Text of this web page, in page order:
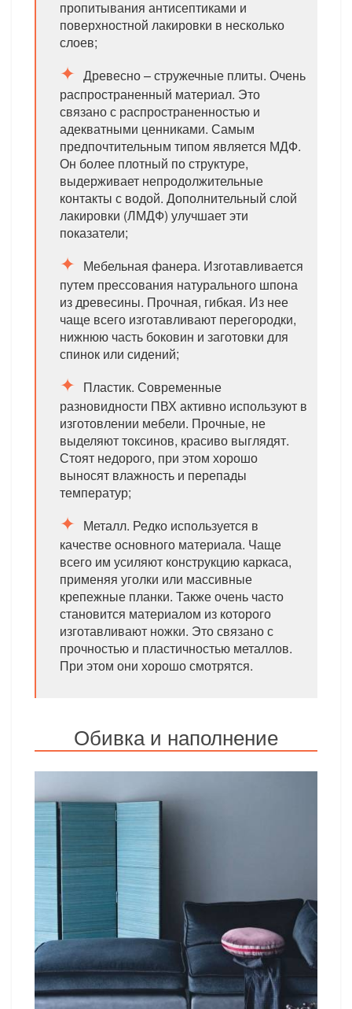
пропитывания антисептиками и
поверхностной лакировки в несколько
слоев;
Древесно – стружечные плиты. Очень
распространенный материал. Это
связано с распространенностью и
адекватными ценниками. Самым
предпочтительным типом является МДФ.
Он более плотный по структуре,
выдерживает непродолжительные
контакты с водой. Дополнительный слой
лакировки (ЛМДФ) улучшает эти
показатели;
Мебельная фанера. Изготавливается
путем прессования натурального шпона
из древесины. Прочная, гибкая. Из нее
чаще всего изготавливают перегородки,
нижнюю часть боковин и заготовки для
спинок или сидений;
Пластик. Современные
разновидности ПВХ активно используют в
изготовлении мебели. Прочные, не
выделяют токсинов, красиво выглядят.
Стоят недорого, при этом хорошо
выносят влажность и перепады
температур;
Металл. Редко используется в
качестве основного материала. Чаще
всего им усиляют конструкцию каркаса,
применяя уголки или массивные
крепежные планки. Также очень часто
становится материалом из которого
изготавливают ножки. Это связано с
прочностью и пластичностью металлов.
При этом они хорошо смотрятся.
Обивка и наполнение